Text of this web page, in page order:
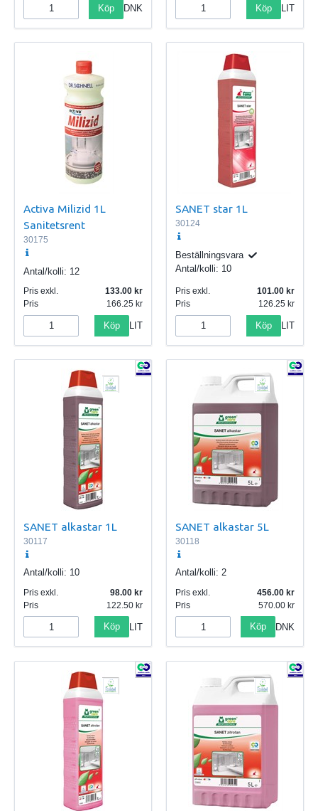
Köp DNK Köp LIT
Activa Milizid 1L
Sanitetsrent
30175
Antal/kolli: 12
Pris exkl.
133.00
Pris
166.25
Köp LIT
SANET star 1L
30124
Beställningsvara
Antal/kolli: 10
Pris exkl.
101.00
Pris
126.25
Köp LIT
SANET alkastar 1L
30117
Antal/kolli: 10
Pris exkl.
98.00
Pris
122.50
Köp LIT
SANET alkastar 5L
30118
Antal/kolli: 2
Pris exkl.
456.00
Pris
570.00
Köp DNK